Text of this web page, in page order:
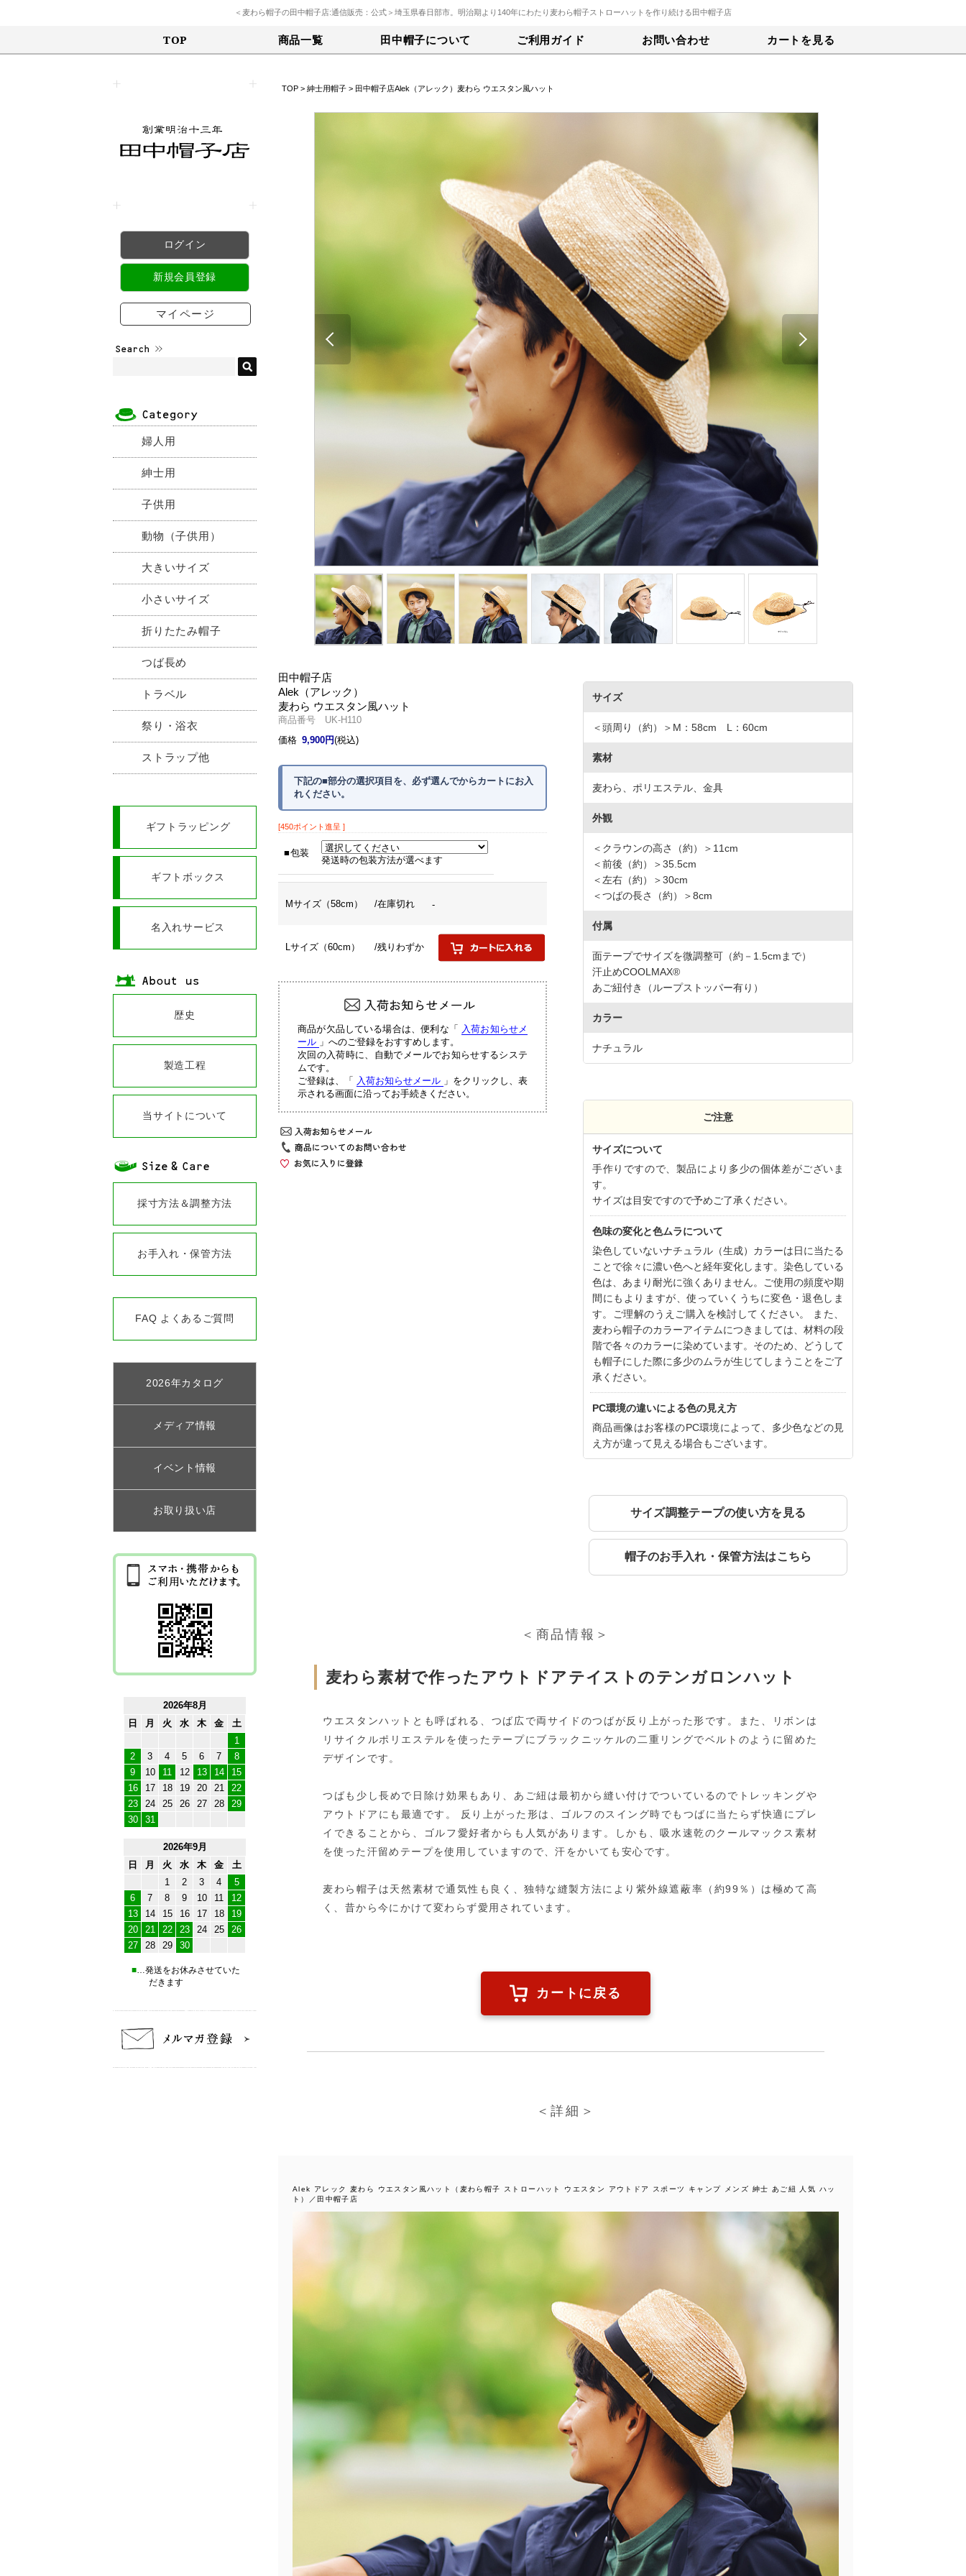
＜麦わら帽子の田中帽子店:通信販売：公式＞埼玉県春日部市。明治期より140年にわたり麦わら帽子ストローハットを作り続ける田中帽子店
TOP 商品一覧 田中帽子について ご利用ガイド お問い合わせ カートを見る
ログイン
新規会員登録
マイページ
婦人用
紳士用
子供用
動物（子供用）
大きいサイズ
小さいサイズ
折りたたみ帽子
つば長め
トラベル
祭り・浴衣
ストラップ他
ギフトラッピング
ギフトボックス
名入れサービス
歴史
製造工程
当サイトについて
採寸方法＆調整方法
お手入れ・保管方法
FAQ よくあるご質問
2026年カタログ
メディア情報
イベント情報
お取り扱い店
2026年8月
日
月 火 水 木 金
土
1
2
3 4 5 6 7
8
9
10 11 12 13 14
15
16
17 18 19 20 21
22
23
24 25 26 27 28
29
30
31
2026年9月
日
月 火 水 木 金
土
1
2 3 4
5
6
7 8 9 10 11
12
13
14 15 16 17 18
19
20
21 22 23 24 25
26
27
28 29 30
■…発送をお休みさせていた
だきます
TOP > 紳士用帽子 > 田中帽子店Alek（アレック）麦わら ウエスタン風ハット
田中帽子店
Alek（アレック）
麦わら ウエスタン風ハット
商品番号 UK-H110
下記の■部分の選択項目を、必ず選んでからカートにお入
れください。
価格 9,900円(税込)
[450ポイント進呈 ]
包装
発送時の包装方法が選べます
Mサイズ（58cm） /在庫切れ -
Lサイズ（60cm） /残りわずか
商品が欠品している場合は、便利な「 入荷お知らせメ
ール 」へのご登録をおすすめします。
次回の入荷時に、自動でメールでお知らせするシステ
ムです。
ご登録は、「 入荷お知らせメール 」をクリックし、表
示される画面に沿ってお手続きください。
サイズ
＜頭周り（約）＞M：58cm L：60cm
素材
麦わら、ポリエステル、金具
外観
＜クラウンの高さ（約）＞11cm
＜前後（約）＞35.5cm
＜左右（約）＞30cm
＜つばの長さ（約）＞8cm
付属
面テープでサイズを微調整可（約－1.5cmまで）
汗止めCOOLMAX®
あご紐付き（ループストッパー有り）
カラー
ナチュラル
ご注意
サイズについて
手作りですので、製品により多少の個体差がございま
す。
サイズは目安ですので予めご了承ください。
色味の変化と色ムラについて
染色していないナチュラル（生成）カラーは日に当たる
ことで徐々に濃い色へと経年変化します。染色している
色は、あまり耐光に強くありません。ご使用の頻度や期
間にもよりますが、使っていくうちに変色・退色しま
す。ご理解のうえご購入を検討してください。 また、
麦わら帽子のカラーアイテムにつきましては、材料の段
階で各々のカラーに染めています。そのため、どうして
も帽子にした際に多少のムラが生じてしまうことをご了
承ください。
PC環境の違いによる色の見え方
商品画像はお客様のPC環境によって、多少色などの見
え方が違って見える場合もございます。
サイズ調整テープの使い方を見る
帽子のお手入れ・保管方法はこちら
＜商品情報＞
麦わら素材で作ったアウトドアテイストのテンガロンハット
ウエスタンハットとも呼ばれる、つば広で両サイドのつばが反り上がった形です。また、リボンは
リサイクルポリエステルを使ったテープにブラックニッケルの二重リングでベルトのように留めた
デザインです。
つばも少し長めで日除け効果もあり、あご紐は最初から縫い付けでついているのでトレッキングや
アウトドアにも最適です。 反り上がった形は、ゴルフのスイング時でもつばに当たらず快適にプレ
イできることから、ゴルフ愛好者からも人気があります。しかも、吸水速乾のクールマックス素材
を使った汗留めテープを使用していますので、汗をかいても安心です。
麦わら帽子は天然素材で通気性も良く、独特な縫製方法により紫外線遮蔽率（約99％）は極めて高
く、昔から今にかけて変わらず愛用されています。
カートに戻る
＜詳細＞
Alek アレック 麦わら ウエスタン風ハット（麦わら帽子 ストローハット ウエスタン アウトドア スポーツ キャンプ メンズ 紳士 あご紐 人気 ハッ
ト）／田中帽子店